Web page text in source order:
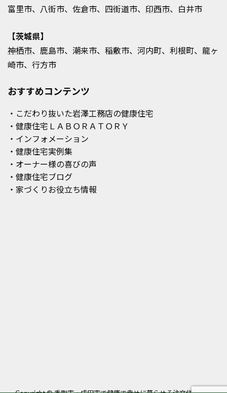
富里市、八街市、佐倉市、四街道市、 印西市、白井市
【茨城県】
神栖市、鹿島市、潮来市、稲敷市、河内町、利根町、龍ヶ
崎市、行方市
おすすめコンテンツ
・こだわり抜いた岩澤工務店の健康住宅
・健康住宅ＬＡＢＯＲＡＴＯＲＹ
・インフォメーション
・健康住宅実例集
・オーナー様の喜びの声
・健康住宅ブログ
・家づくりお役立ち情報